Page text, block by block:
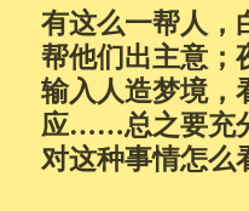
有这么一帮人，
帮他们出主意；
输入人造梦境，
应……总之要充
对这种事情怎么